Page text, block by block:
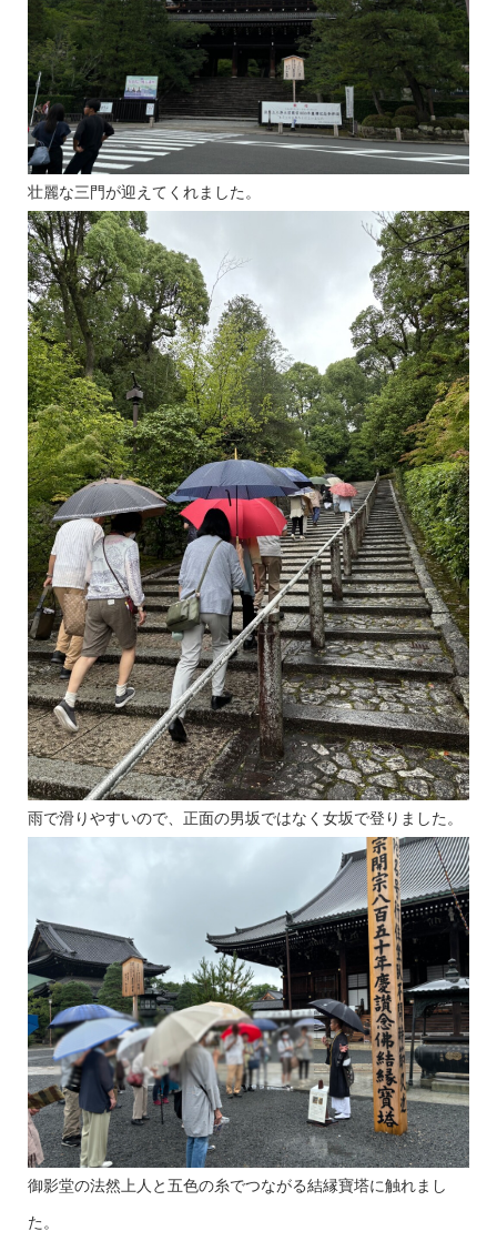
壮麗な三門が迎えてくれました。
雨で滑りやすいので、正面の男坂ではなく女坂で登りました。
御影堂の法然上人と五色の糸でつながる結縁寶塔に触れまし
た。